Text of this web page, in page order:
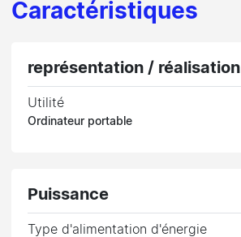
Caractéristiques
représentation / réalisation
Utilité
Ordinateur portable
Puissance
Type d'alimentation d'énergie